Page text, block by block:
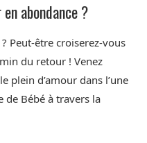
abondance ?
Peut-être croiserez-vous
du retour ! Venez
plein d’amour dans l’une
de Bébé à travers la